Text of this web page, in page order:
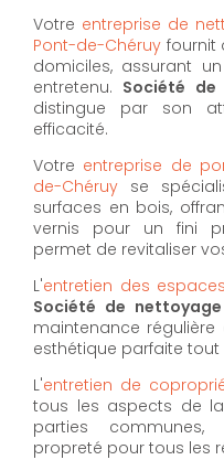
Votre entreprise de
Pont-de-Chéruy fournit
domiciles, assurant
entretenu. Société de
distingue par son
efficacité.
Votre entreprise de
de-Chéruy se
surfaces en bois,
vernis pour un fini
permet de revitaliser
L'entretien des
Société de
maintenance
esthétique parfaite
L'entretien de
tous les aspects de
parties communes,
propreté pour tous les